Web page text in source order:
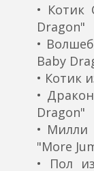
• Котик
Dragon"
•
Baby
• Котик
•
Dragon"
• Милли
"More
• Пол